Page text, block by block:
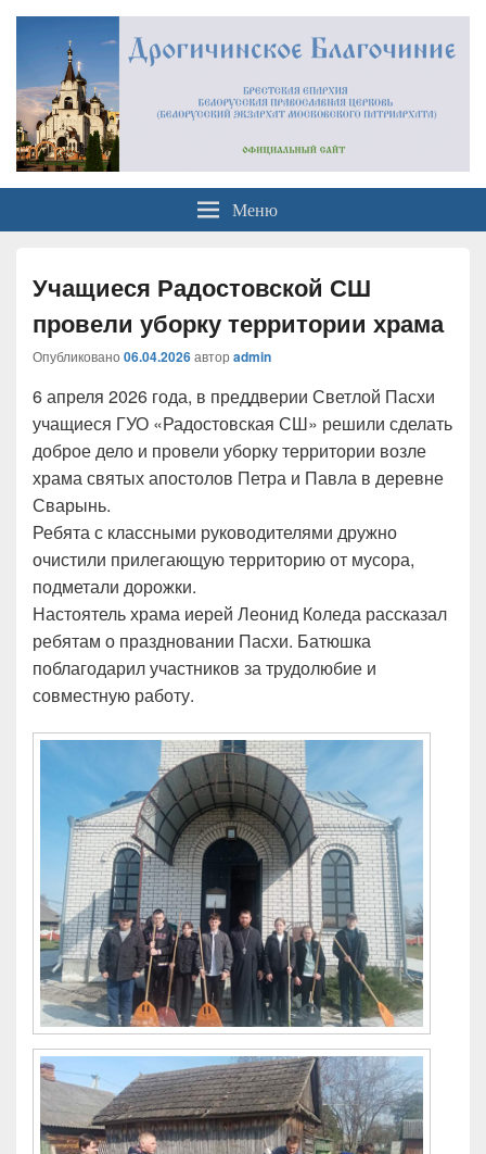
Официальный сайт
Дрогичинского благочиния
Меню
Учащиеся Радостовской СШ
провели уборку территории храма
Опубликовано 06.04.2026автор admin
6 апреля 2026 года, в преддверии Светлой Пасхи
учащиеся ГУО «Радостовская СШ» решили сделать
доброе дело и провели уборку территории возле
храма святых апостолов Петра и Павла в деревне
Сварынь.
Ребята с классными руководителями дружно
очистили прилегающую территорию от мусора,
подметали дорожки.
Настоятель храма иерей Леонид Коледа рассказал
ребятам о праздновании Пасхи. Батюшка
поблагодарил участников за трудолюбие и
совместную работу.